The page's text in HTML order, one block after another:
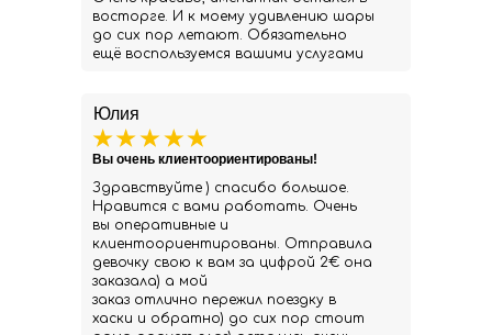
Юлия
Здравствуйте ) спасибо большое.
Нравится с вами работать. Очень
вы оперативные и
клиентоориентированы. Отправила
девочку свою к вам за цифрой 2€ она
заказала) а мой
заказ отлично пережил поездку в
хаски и обратно) до сих пор стоит
Вы очень клиентоориентированы!
восторге. И к моему удивлению шары
до сих пор летают. Обязательно
ещё воспользуемся вашими услугами